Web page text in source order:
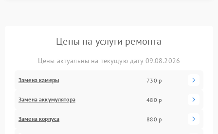
Цены на услуги ремонта
Цены актуальны на текущую дату 09.08.2026
Замена камеры 730 р
Замена аккумулятора 480 р
Замена корпуса 880 р